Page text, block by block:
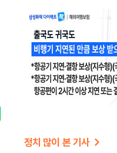
정치 많이 본 기사